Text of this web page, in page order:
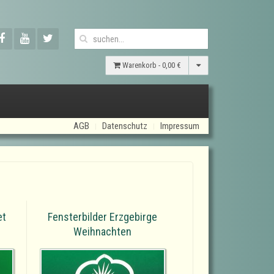
Warenkorb - 0,00 €
AGB Datenschutz Impressum
Fensterbilder Erzgebirge
Weihnachten